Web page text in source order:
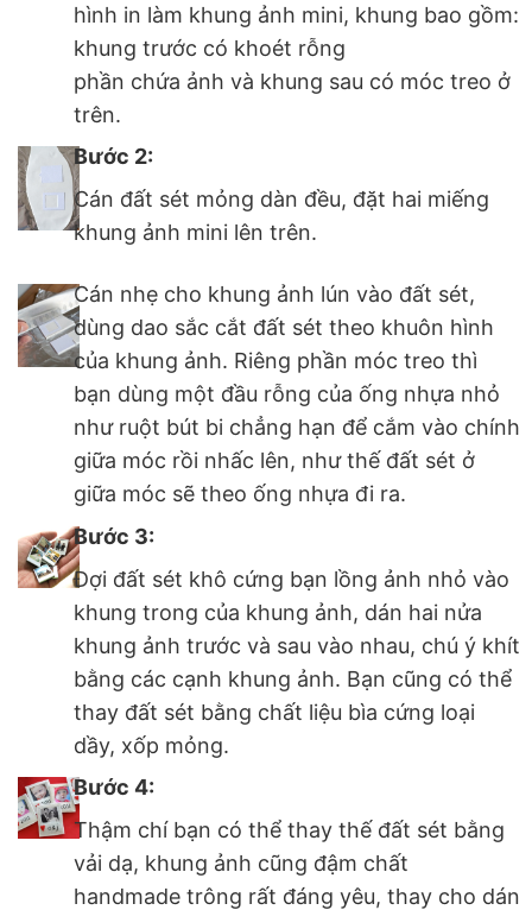
hình in làm khung ảnh mini, khung bao gồm:
khung trước có khoét rỗng
phần chứa ảnh và khung sau có móc treo ở
trên.
Bước 2:
Cán đất sét mỏng dàn đều, đặt hai miếng
khung ảnh mini lên trên.
Cán nhẹ cho khung ảnh lún vào đất sét,
dùng dao sắc cắt đất sét theo khuôn hình
của khung ảnh. Riêng phần móc treo thì
bạn dùng một đầu rỗng của ống nhựa nhỏ
như ruột bút bi chẳng hạn để cắm vào chính
giữa móc rồi nhấc lên, như thế đất sét ở
giữa móc sẽ theo ống nhựa đi ra.
Bước 3:
Đợi đất sét khô cứng bạn lồng ảnh nhỏ vào
khung trong của khung ảnh, dán hai nửa
khung ảnh trước và sau vào nhau, chú ý khít
bằng các cạnh khung ảnh. Bạn cũng có thể
thay đất sét bằng chất liệu bìa cứng loại
dầy, xốp mỏng.
Bước 4:
Thậm chí bạn có thể thay thế đất sét bằng
vải dạ, khung ảnh cũng đậm chất
handmade trông rất đáng yêu, thay cho dán